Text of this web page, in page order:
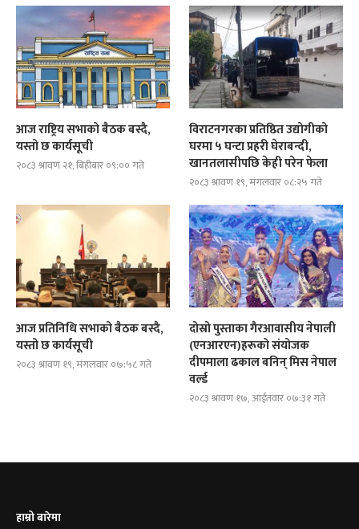
आज राष्ट्रिय सभाको बैठक बस्दै,
यस्तो छ कार्यसूची
२०८३ श्रावण २१, बिहीबार ०९:०० गते
विराटनगरका प्रतिष्ठित उद्योगीको
घरमा ५ घन्टा प्रहरी घेराबन्दी,
खानतलासीपछि केही परेन फेला
२०८३ श्रावण १९, मंगलवार ०८:२५ गते
आज प्रतिनिधि सभाको बैठक बस्दै,
यस्तो छ कार्यसूची
२०८३ श्रावण १९, मंगलवार ०७:५८ गते
दोस्रो पुस्ताका गैरआवासीय नेपाली
(एनआरएन)हरूको संयोजक
दीपमाला ढकाल बनिन् मिस नेपाल
वर्ल्ड
२०८३ श्रावण १७, आईतवार ०७:३१ गते
हाम्रो बारेमा